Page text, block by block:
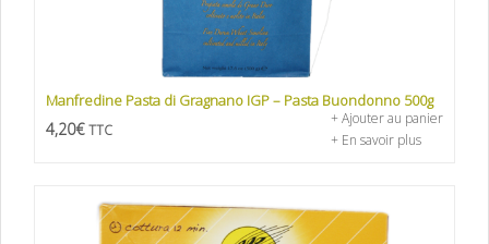
Manfredine Pasta di Gragnano IGP – Pasta Buondonno 500g
4,20€ TTC
+ Ajouter au panier
+ En savoir plus